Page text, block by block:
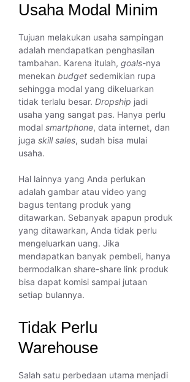
Usaha Modal Minim
Tujuan melakukan usaha sampingan
adalah mendapatkan penghasilan
tambahan. Karena itulah, goals-nya
menekan budget sedemikian rupa
sehingga modal yang dikeluarkan
tidak terlalu besar. Dropship jadi
usaha yang sangat pas. Hanya perlu
modal smartphone, data internet, dan
juga skill sales, sudah bisa mulai
usaha.
Hal lainnya yang Anda perlukan
adalah gambar atau video yang
bagus tentang produk yang
ditawarkan. Sebanyak apapun produk
yang ditawarkan, Anda tidak perlu
mengeluarkan uang. Jika
mendapatkan banyak pembeli, hanya
bermodalkan share-share link produk
bisa dapat komisi sampai jutaan
setiap bulannya.
Tidak Perlu
Warehouse
Salah satu perbedaan utama menjadi